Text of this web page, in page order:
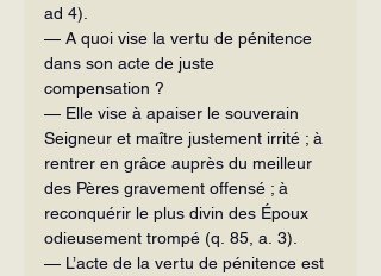
ad 4).
— A quoi vise la vertu de pénitence
dans son acte de juste
compensation ?
— Elle vise à apaiser le souverain
Seigneur et maître justement irrité ; à
rentrer en grâce auprès du meilleur
des Pères gravement offensé ; à
reconquérir le plus divin des Époux
odieusement trompé (q. 85, a. 3).
— L’acte de la vertu de pénitence est